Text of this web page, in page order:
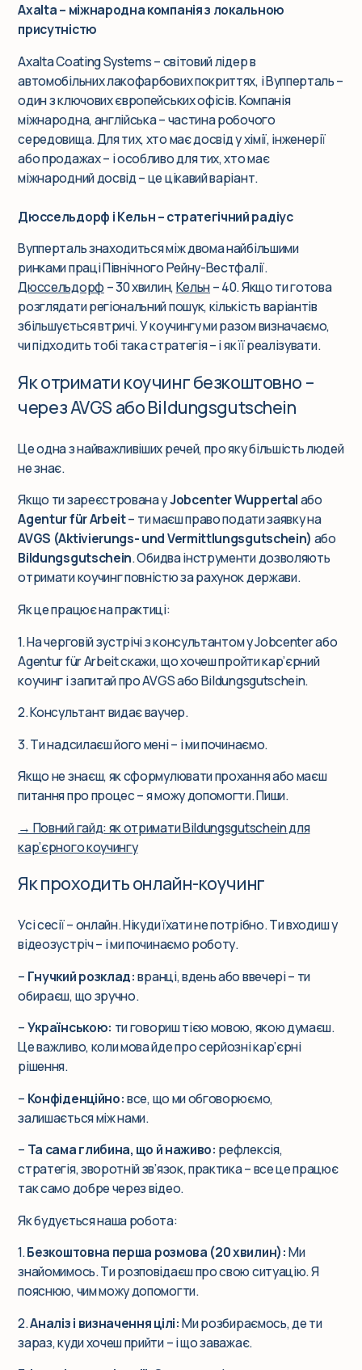
Axalta – міжнародна компанія з локальною
присутністю
Axalta Coating Systems – світовий лідер в
автомобільних лакофарбових покриттях, і Вупперталь –
один з ключових європейських офісів. Компанія
міжнародна, англійська – частина робочого
середовища. Для тих, хто має досвід у хімії, інженерії
або продажах – і особливо для тих, хто має
міжнародний досвід – це цікавий варіант.
Дюссельдорф і Кельн – стратегічний радіус
Вупперталь знаходиться між двома найбільшими
ринками праці Північного Рейну-Вестфалії.
Дюссельдорф– 30 хвилин,Кельн– 40. Якщо ти готова
розглядати регіональний пошук, кількість варіантів
збільшується втричі. У коучингу ми разом визначаємо,
чи підходить тобі така стратегія – і як її реалізувати.
Як отримати коучинг безкоштовно –
через AVGS або Bildungsgutschein
Це одна з найважливіших речей, про яку більшість людей
не знає.
Якщо ти зареєстрована уJobcenter Wuppertalабо
Agentur für Arbeit– ти маєш право подати заявку на
AVGS (Aktivierungs- und Vermittlungsgutschein) або
Bildungsgutschein. Обидва інструменти дозволяють
отримати коучинг повністю за рахунок держави.
Як це працює на практиці:
1. На черговій зустрічі з консультантом у Jobcenter або
Agentur für Arbeit скажи, що хочеш пройти кар’єрний
коучинг і запитай про AVGS або Bildungsgutschein.
2. Консультант видає ваучер.
3. Ти надсилаєш його мені – і ми починаємо.
Якщо не знаєш, як сформулювати прохання або маєш
питання про процес – я можу допомогти. Пиши.
→ Повний гайд: як отримати Bildungsgutschein для
кар’єрного коучингу
Як проходить онлайн-коучинг
Усі сесії – онлайн. Нікуди їхати не потрібно. Ти входиш у
відеозустріч – і ми починаємо роботу.
– Гнучкий розклад:вранці, вдень або ввечері – ти
обираєш, що зручно.
–Українською: ти говориш тією мовою, якою думаєш.
Це важливо, коли мова йде про серйозні кар’єрні
рішення.
– Конфіденційно:все, що ми обговорюємо,
залишається між нами.
– Та сама глибина, що й наживо: рефлексія,
стратегія, зворотній зв’язок, практика – всe це працює
так само добре через відео.
Як будується наша робота:
1.Безкоштовна перша розмова (20 хвилин):Ми
знайомимось. Ти розповідаєш про свою ситуацію. Я
пояснюю, чим можу допомогти.
2.Аналіз і визначення цілі:Ми розбираємось, де ти
зараз, куди хочеш прийти – і що заважає.